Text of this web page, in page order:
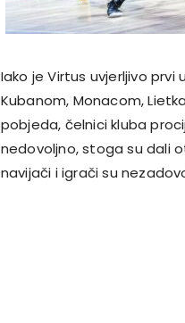
Iako je Virtus uvjerljivo prvi
Kubanom, Monacom,
pobjeda, čelnici kluba
nedovoljno, stoga su dali
navijači i igrači su